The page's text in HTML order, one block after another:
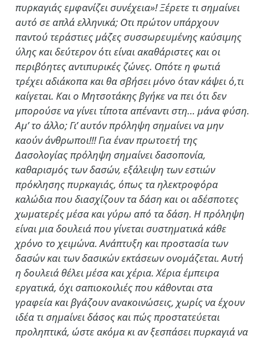
πυρκαγιάς εμφανίζει συνέχεια»! Ξέρετε τι σημαίνει
αυτό σε απλά ελληνικά; Οτι πρώτον υπάρχουν
παντού τεράστιες μάζες συσσωρευμένης καύσιμης
ύλης και δεύτερον ότι είναι ακαθάριστες και οι
περιβόητες αντιπυρικές ζώνες. Οπότε η φωτιά
τρέχει αδιάκοπα και θα σβήσει μόνο όταν κάψει ό,τι
καίγεται. Και ο Μητσοτάκης βγήκε να πει ότι δεν
μπορούσε να γίνει τίποτα απέναντι στη… μάνα φύση.
Αμ’ το άλλο; Γι’ αυτόν πρόληψη σημαίνει να μην
καούν άνθρωποι!!! Για έναν πρωτοετή της
Δασολογίας πρόληψη σημαίνει δασοπονία,
καθαρισμός των δασών, εξάλειψη των εστιών
πρόκλησης πυρκαγιάς, όπως τα ηλεκτροφόρα
καλώδια που διασχίζουν τα δάση και οι αδέσποτες
χωματερές μέσα και γύρω από τα δάση. Η πρόληψη
είναι μια δουλειά που γίνεται συστηματικά κάθε
χρόνο το χειμώνα. Ανάπτυξη και προστασία των
δασών και των δασικών εκτάσεων ονομάζεται. Αυτή
η δουλειά θέλει μέσα και χέρια. Χέρια έμπειρα
εργατικά, όχι σαπιοκοιλιές που κάθονται στα
γραφεία και βγάζουν ανακοινώσεις, χωρίς να έχουν
ιδέα τι σημαίνει δάσος και πώς προστατεύεται
προληπτικά, ώστε ακόμα κι αν ξεσπάσει πυρκαγιά να